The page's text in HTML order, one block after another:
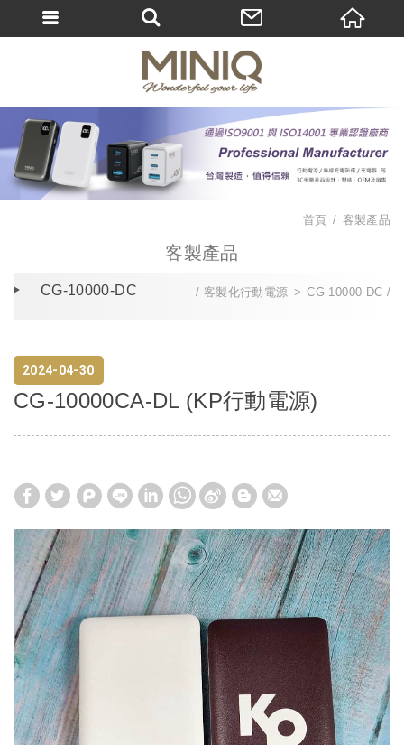
客製產品
首頁 客製產品
CG-10000-DC 客製化行動電源 CG-10000-DC
30
04
2024
CG-10000CA-DL (KP行動電源)